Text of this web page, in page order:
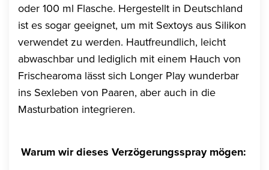
oder 100 ml Flasche. Hergestellt in Deutschland
ist es sogar geeignet, um mit Sextoys aus Silikon
verwendet zu werden. Hautfreundlich, leicht
abwaschbar und lediglich mit einem Hauch von
Frischearoma lässt sich Longer Play wunderbar
ins Sexleben von Paaren, aber auch in die
Masturbation integrieren.
Warum wir dieses Verzögerungsspray mögen: